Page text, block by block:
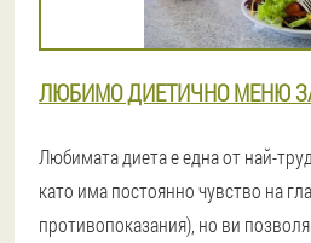
ЛЮБИМО ДИЕТИЧНО МЕНЮ
Любимата диета е една от най-
като има постоянно чувство на
противопоказания), но ви